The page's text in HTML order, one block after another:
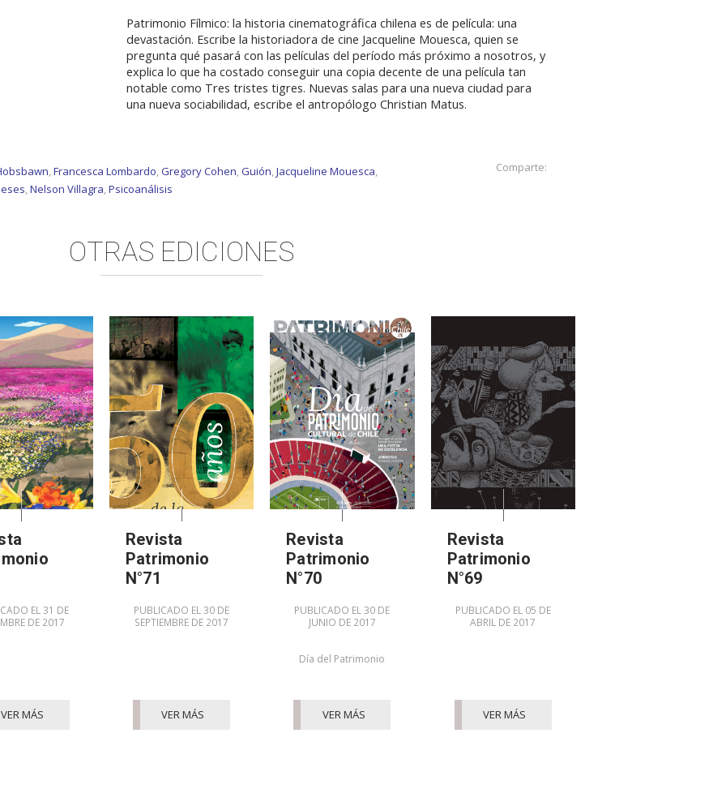
Patrimonio Fílmico: la historia cinematográfica chilena es de película: una
devastación. Escribe la historiadora de cine Jacqueline Mouesca, quien se
pregunta qué pasará con las películas del período más próximo a nosotros, y
explica lo que ha costado conseguir una copia decente de una película tan
notable como Tres tristes tigres. Nuevas salas para una nueva ciudad para
una nueva sociabilidad, escribe el antropólogo Christian Matus.
Comparte:
,Francesca Lombardo,Gregory Cohen,Guión,Jacqueline Mouesca,
,Nelson Villagra,Psicoanálisis
OTRAS EDICIONES
EL 31 DE
DE 2017
VER MÁS
Revista
Patrimonio
N°71
PUBLICADO EL 30 DE
SEPTIEMBRE DE 2017
VER MÁS
Revista
Patrimonio
N°70
PUBLICADO EL 30 DE
JUNIO DE 2017
Día del Patrimonio
VER MÁS
Revista
Patrimonio
N°69
PUBLICADO EL 05 DE
ABRIL DE 2017
VER MÁS